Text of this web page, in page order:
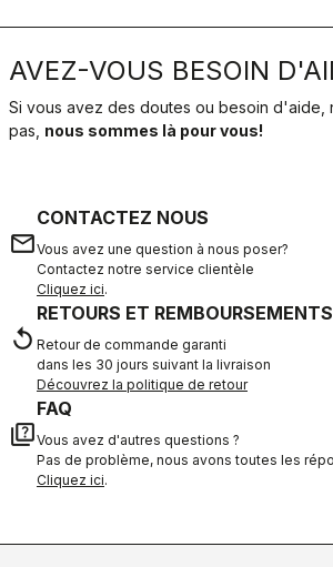
AVEZ-VOUS BESOIN
Si vous avez des doutes ou besoin d'aide,
pas, nous sommes là pour vous!
email
CONTACTEZ NOUS
Vous avez une question à nous poser?
Contactez notre service clientèle
Cliquez ici.
replay
RETOURS ET REMBOURSEMENTS
Retour de commande garanti
dans les 30 jours suivant la livraison
Découvrez la politique de retour
quiz
FAQ
Vous avez d'autres questions ?
Pas de problème, nous avons toutes les
Cliquez ici.